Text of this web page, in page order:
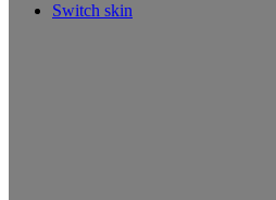
Switch skin